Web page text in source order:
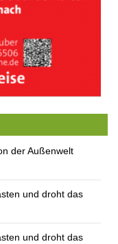
der Außenwelt
und droht das
und droht das